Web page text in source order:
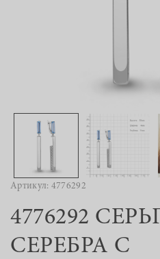
Артикул: 4776292
4776292
СЕРЕБРА С